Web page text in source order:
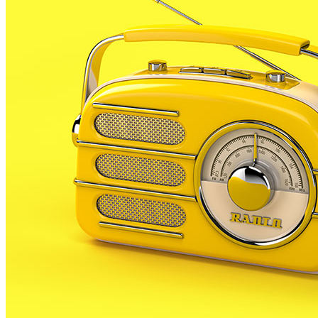
Cap al vespre del 31 de gener de 1939, avui fa 75
anys, les tropes autoanomenades nacionals entraven
pel carrer major de la nostra vila, culminant
l’ocupació de la comarca del Maresme. Aquell mateix
dia havien envaït els municipis de Pineda, Malgrat i
El nostre municipi, on no hi havia hagut
bombardejos, van viure aquella ocupació amb
l’esperança que acabés les penúries viscudes
després de 3 anys de guerra.
L’exèrcit de la república, acompanyats de molts
partidaris del legítim govern, marxaven a corre-cuita
cap a França davant l’imparable avenç de les tropes